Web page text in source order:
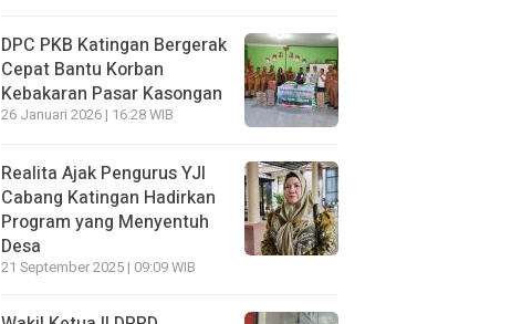
DPC PKB Katingan Bergerak
Cepat Bantu Korban
Kebakaran Pasar Kasongan
26 Januari 2026 | 16:28 WIB
Realita Ajak Pengurus YJI
Cabang Katingan Hadirkan
Program yang Menyentuh
Desa
21 September 2025 | 09:09 WIB